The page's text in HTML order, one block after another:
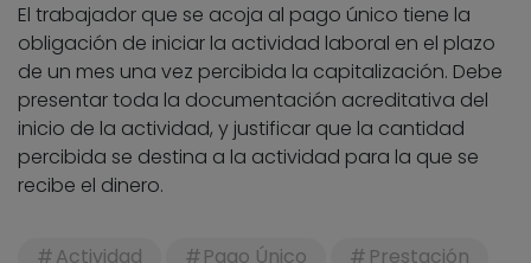
El trabajador que se acoja al pago único tiene la
obligación de iniciar la actividad laboral en el plazo
de un mes una vez percibida la capitalización. Debe
presentar toda la documentación acreditativa del
inicio de la actividad, y justificar que la cantidad
percibida se destina a la actividad para la que se
recibe el dinero.
Actividad Pago Único Prestación